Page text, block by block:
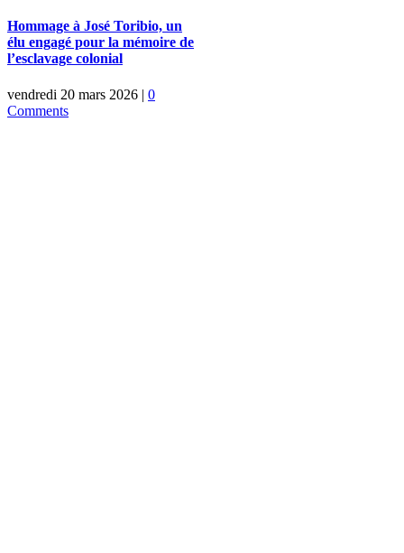
Hommage à José Toribio, un
élu engagé pour la mémoire de
l’esclavage colonial
vendredi 20 mars 2026 | 0
Comments